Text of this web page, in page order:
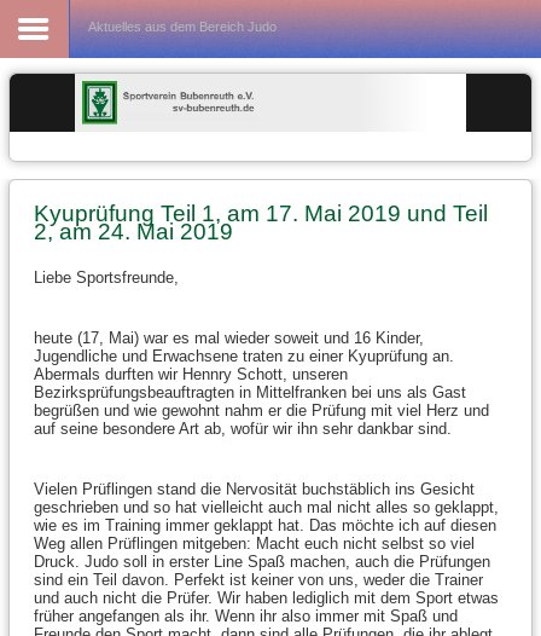
Aktuelles aus dem Bereich Judo
Fußball
Kyuprüfung Teil 1, am 17. Mai 2019 und Teil
2, am 24. Mai 2019
Liebe Sportsfreunde,
heute (17, Mai) war es mal wieder soweit und 16 Kinder,
Jugendliche und Erwachsene traten zu einer Kyuprüfung an.
Abermals durften wir Hennry Schott, unseren
Bezirksprüfungsbeauftragten in Mittelfranken bei uns als Gast
begrüßen und wie gewohnt nahm er die Prüfung mit viel Herz und
auf seine besondere Art ab, wofür wir ihn sehr dankbar sind.
Vielen Prüflingen stand die Nervosität buchstäblich ins Gesicht
geschrieben und so hat vielleicht auch mal nicht alles so geklappt,
wie es im Training immer geklappt hat. Das möchte ich auf diesen
Weg allen Prüflingen mitgeben: Macht euch nicht selbst so viel
Druck. Judo soll in erster Line Spaß machen, auch die Prüfungen
sind ein Teil davon. Perfekt ist keiner von uns, weder die Trainer
und auch nicht die Prüfer. Wir haben lediglich mit dem Sport etwas
früher angefangen als ihr. Wenn ihr also immer mit Spaß und